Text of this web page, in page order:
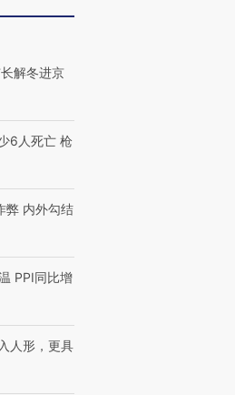
解冬进京
6人死亡 枪
弊 内外勾结
PPI同比增
人形，更具